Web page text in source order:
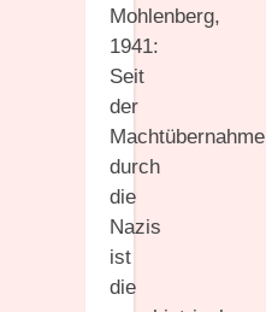
Mohlenberg,
1941:
Seit
der
Machtübernahme
durch
die
Nazis
ist
die